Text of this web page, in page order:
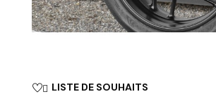
 LISTE DE SOUHAITS